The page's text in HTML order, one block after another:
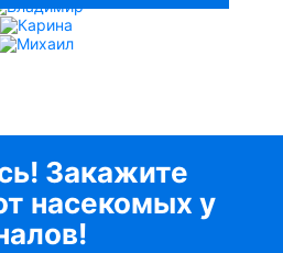
Закажите
насекомых у